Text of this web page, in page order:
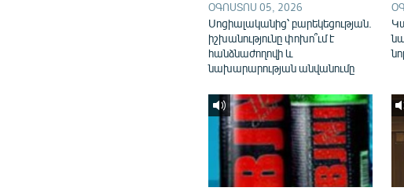
ՕԳՈՍՏՈՍ 05, 2026
Սոցիալականից՝ բարեկեցության.
իշխանությունը փոխո՞ւմ է
հանձնաժողովի և
նախարարության անվանումը